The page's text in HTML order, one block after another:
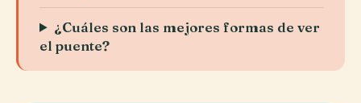
¿Cuáles son las mejores formas de ver
el puente?